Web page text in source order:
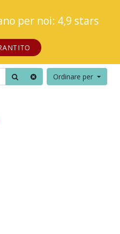
per noi: 4,9 stars
Ordinare per